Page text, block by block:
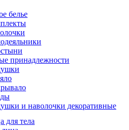
белье
принадлежности
и наволочки декоративные
для тела